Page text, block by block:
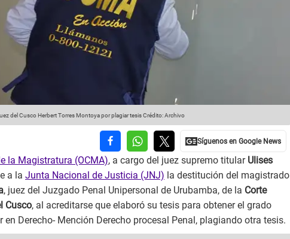
del Cusco Herbert Torres Montoya por plagiar tesisCrédito: Archivo
la Magistratura (OCMA), a cargo del juez supremo titularUlises
a la Junta Nacional de Justicia (JNJ) la destitución del magistrado
, juez del Juzgado Penal Unipersonal de Urubamba, de la Corte
Cusco, al acreditarse que elaboró su tesis para obtener el grado
en Derecho- Mención Derecho procesal Penal, plagiando otra tesis.